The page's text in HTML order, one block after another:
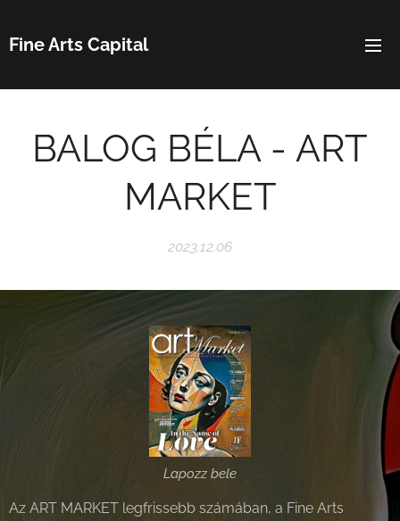
Fine Arts Capital
BALOG BÉLA - ART
MARKET
2023.12.06
Lapozz bele
Az ART MARKET legfrissebb számában, a Fine Arts